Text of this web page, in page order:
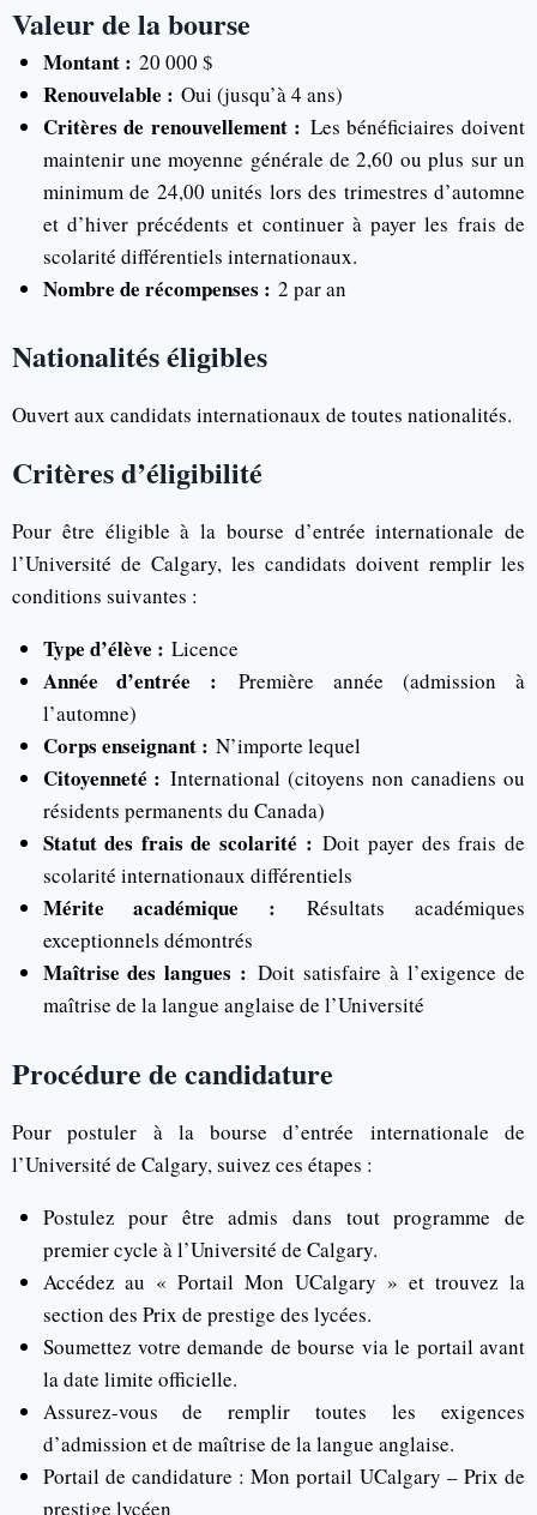
Valeur de la bourse
Montant : 20 000 $
Renouvelable : Oui (jusqu’à 4 ans)
Critères de renouvellement : Les bénéficiaires doivent
maintenir une moyenne générale de 2,60 ou plus sur un
minimum de 24,00 unités lors des trimestres d’automne
et d’hiver précédents et continuer à payer les frais de
scolarité différentiels internationaux.
Nombre de récompenses : 2 par an
Nationalités éligibles
Ouvert aux candidats internationaux de toutes nationalités.
Critères d’éligibilité
Pour être éligible à la bourse d’entrée internationale de
l’Université de Calgary, les candidats doivent remplir les
conditions suivantes :
Type d’élève : Licence
Année d’entrée :Première année (admission à
l’automne)
Corps enseignant : N’importe lequel
Citoyenneté : International (citoyens non canadiens ou
résidents permanents du Canada)
Statut des frais de scolarité :Doit payer des frais de
scolarité internationaux différentiels
Mérite académique :Résultats académiques
exceptionnels démontrés
Maîtrise des langues :Doit satisfaire à l’exigence de
maîtrise de la langue anglaise de l’Université
Procédure de candidature
Pour postuler à la bourse d’entrée internationale de
l’Université de Calgary, suivez ces étapes :
Postulez pour être admis dans tout programme de
premier cycle à l’Université de Calgary.
Accédez au « Portail Mon UCalgary » et trouvez la
section des Prix de prestige des lycées.
Soumettez votre demande de bourse via le portail avant
la date limite officielle.
Assurez-vous de remplir toutes les exigences
d’admission et de maîtrise de la langue anglaise.
Portail de candidature : Mon portail UCalgary – Prix de
prestige lycéen